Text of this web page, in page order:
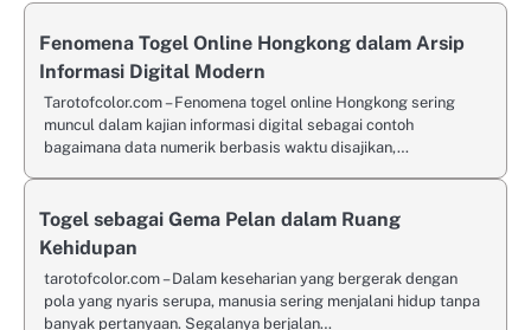
Fenomena Togel Online Hongkong dalam Arsip
Informasi Digital Modern
Tarotofcolor.com – Fenomena togel online Hongkong sering
muncul dalam kajian informasi digital sebagai contoh
bagaimana data numerik berbasis waktu disajikan,…
Togel sebagai Gema Pelan dalam Ruang
Kehidupan
tarotofcolor.com – Dalam keseharian yang bergerak dengan
pola yang nyaris serupa, manusia sering menjalani hidup tanpa
banyak pertanyaan. Segalanya berjalan…